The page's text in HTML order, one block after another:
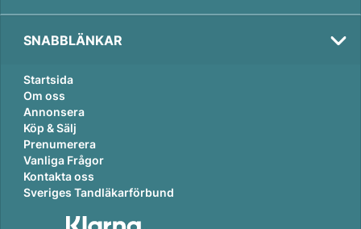
SNABBLÄNKAR
Startsida
Om oss
Annonsera
Köp & Sälj
Prenumerera
Vanliga Frågor
Kontakta oss
Sveriges Tandläkarförbund